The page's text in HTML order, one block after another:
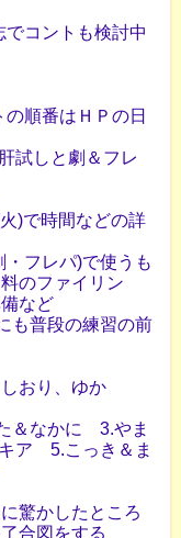
でコントも検討中
順番はＨＰの日
試しと劇＆フレ
)で時間などの詳
フレパ)で使うも
のファイリン
など
も普段の練習の前
おり、ゆか
＆なかに 3.やま
ア 5.こっき＆ま
驚かしたところ
合図をする